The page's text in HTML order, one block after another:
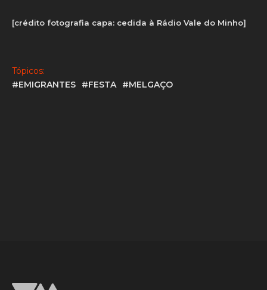
[crédito fotografia capa: cedida à Rádio Vale do Minho]
Tópicos:
#EMIGRANTES
#FESTA #MELGAÇO